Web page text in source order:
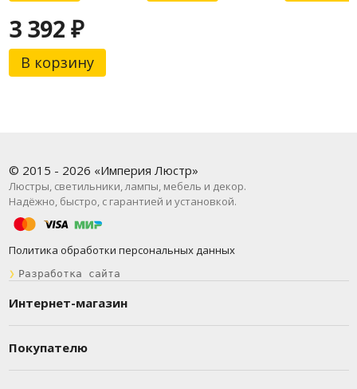
3 392 ₽
В корзину
© 2015 - 2026 «Империя Люстр»
Люстры, светильники, лампы, мебель и декор.
Надёжно, быстро, с гарантией и установкой.
Политика обработки персональных данных
❯ Разработка сайта
Интернет-магазин
Покупателю